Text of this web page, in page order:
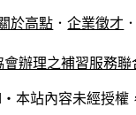
於高點 ．企業徵才
辦理之補習服務聯
本站內容未經授權